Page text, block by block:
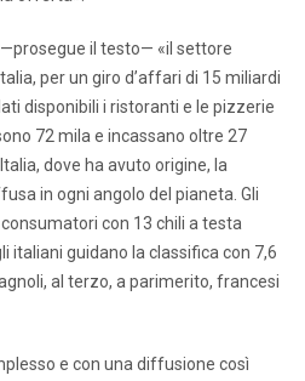
il testo— «il settore
per un giro d’affari di 15 miliardi
disponibili i ristoranti e le pizzerie
72 mila e incassano oltre 27
dove ha avuto origine, la
in ogni angolo del pianeta. Gli
con 13 chili a testa
italiani guidano la classifica con 7,6
al terzo, a parimerito, francesi
e con una diffusione così